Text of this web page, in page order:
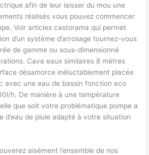
afin de leur laisser du mou une
réalisés vous pouvez commencer
Voir articles castorama qui permet
d’un système d’arrosage tournez-vous
de gamme ou sous-dimensionné
Cave eaux similaires 8 mètres
désamorce inéluctablement placée
avec une eau de bassin fonction eco
h. De manière à une température
que soit votre problématique pompe a
d’eau de pluie adapté à votre situation
aisément l’ensemble de nos